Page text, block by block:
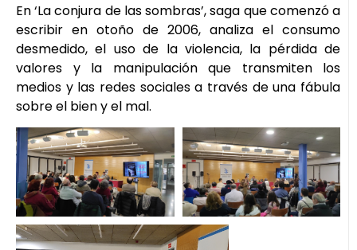
En ‘La conjura de las sombras’, saga que comenzó a
escribir en otoño de 2006, analiza el consumo
desmedido, el uso de la violencia, la pérdida de
valores y la manipulación que transmiten los
medios y las redes sociales a través de una fábula
sobre el bien y el mal.